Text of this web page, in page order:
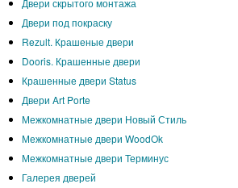
Двери под покраску
Rezult. Крашеные двери
Dooris. Крашенные двери
Крашенные двери Status
Двери Art Porte
Межкомнатные двери Новый Стиль
Межкомнатные двери WoodOk
Межкомнатные двери Терминус
Галерея дверей